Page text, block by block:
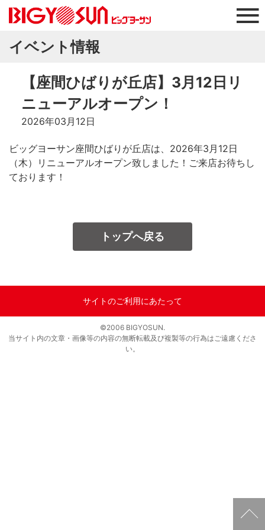
イベント情報
【座間ひばりが丘店】3月12日リ
ニューアルオープン！
2026年03月12日
ビッグヨーサン座間ひばりが丘店は、2026年3月12日
（木）リニューアルオープン致しました！ご来店お待ちし
ております！
トップへ戻る
サイトのご利用にあたって
©2006 BIGYOSUN.
当サイト内の文章・画像等の内容の無断転載及び複製等の行為はご遠慮くださ
い。